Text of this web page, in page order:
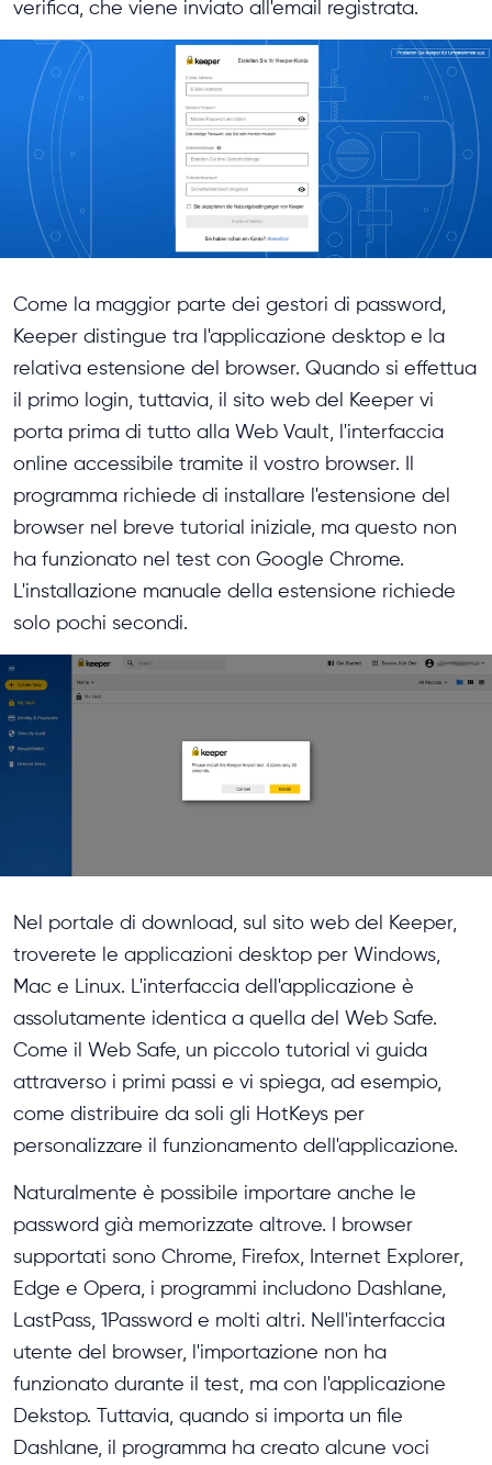
verifica, che viene inviato all'email registrata.
Come la maggior parte dei gestori di password,
Keeper distingue tra l'applicazione desktop e la
relativa estensione del browser. Quando si effettua
il primo login, tuttavia, il sito web del Keeper vi
porta prima di tutto alla Web Vault, l'interfaccia
online accessibile tramite il vostro browser. Il
programma richiede di installare l'estensione del
browser nel breve tutorial iniziale, ma questo non
ha funzionato nel test con Google Chrome.
L'installazione manuale della estensione richiede
solo pochi secondi.
Nel portale di download, sul sito web del Keeper,
troverete le applicazioni desktop per Windows,
Mac e Linux. L'interfaccia dell'applicazione è
assolutamente identica a quella del Web Safe.
Come il Web Safe, un piccolo tutorial vi guida
attraverso i primi passi e vi spiega, ad esempio,
come distribuire da soli gli HotKeys per
personalizzare il funzionamento dell'applicazione.
Naturalmente è possibile importare anche le
password già memorizzate altrove. I browser
supportati sono Chrome, Firefox, Internet Explorer,
Edge e Opera, i programmi includono Dashlane,
LastPass, 1Password e molti altri. Nell'interfaccia
utente del browser, l'importazione non ha
funzionato durante il test, ma con l'applicazione
Dekstop. Tuttavia, quando si importa un file
Dashlane, il programma ha creato alcune voci